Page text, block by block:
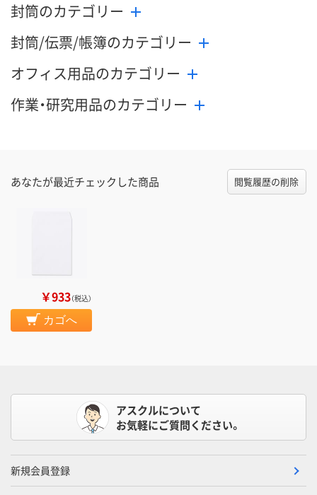
封筒のカテゴリー
封筒/伝票/帳簿のカテゴリー
オフィス用品のカテゴリー
作業・研究用品のカテゴリー
あなたが最近チェックした商品 閲覧履歴の削除
￥933（税込）
カゴへ
アスクルについて
お気軽にご質問ください。
新規会員登録